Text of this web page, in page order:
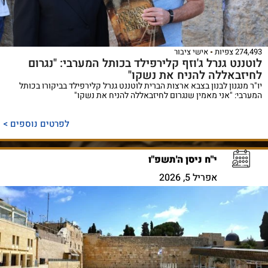
274,493 צפיות אישי ציבור
לוטננט גנרל ג'וזף קלירפילד בכותל המערבי: "נגרום
לחיזבאללה להניח את נשקו"
יו"ר מנגנון לבנון בצבא ארצות הברית לוטננט גנרל קלירפילד בביקורו בכותל
המערבי: "אני מאמין שנגרום לחיזבאללה להניח את נשקו"
לפרטים נוספים >
י"ח ניסן ה'תשפ"ו
אפריל 5, 2026